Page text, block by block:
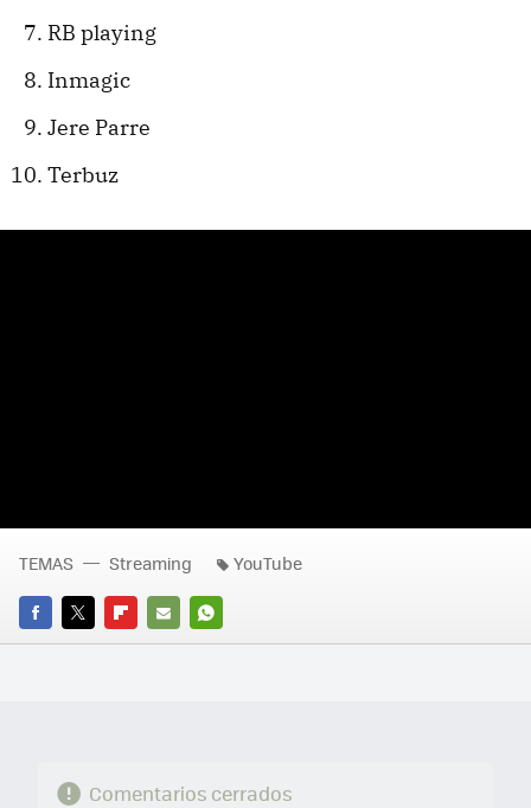
RB playing
Inmagic
Jere Parre
Terbuz
FACEBOOK
TWITTERFLIPBOARD
E-
WHATSAPP
TEMAS Streaming YouTube
Comentarios cerrados